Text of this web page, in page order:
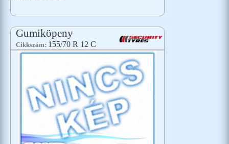
Gumiköpeny
Cikkszám: 155/70 R 12 C